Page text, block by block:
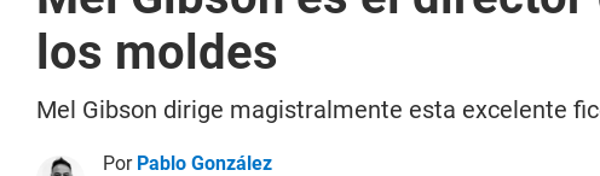
los moldes
Mel Gibson dirige magistralmente esta excelente
Por Pablo González